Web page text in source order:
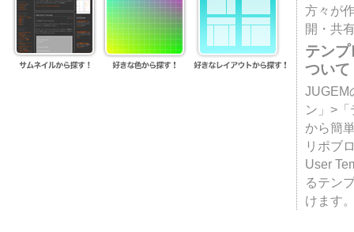
方々が
開・共
テン
ついて
JUGEM
ン」>
から簡
リポブ
User
るテン
けます